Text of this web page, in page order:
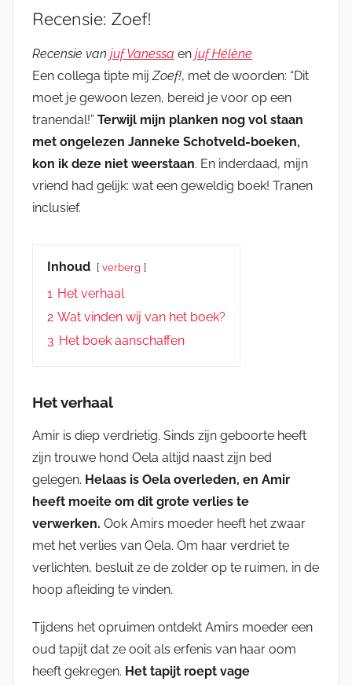
Recensie: Zoef!
Recensie van juf Vanessa en juf Hélène
Een collega tipte mijZoef!, met de woorden: “Dit
moet je gewoon lezen, bereid je voor op een
tranendal!” Terwijl mijn planken nog vol staan
met ongelezen Janneke Schotveld-boeken,
kon ik deze niet weerstaan. En inderdaad, mijn
vriend had gelijk: wat een geweldig boek! Tranen
inclusief.
Inhoud verberg
1 Het verhaal
2 Wat vinden wij van het boek?
3 Het boek aanschaffen
Het verhaal
Amir is diep verdrietig. Sinds zijn geboorte heeft
zijn trouwe hond Oela altijd naast zijn bed
gelegen. Helaas is Oela overleden, en Amir
heeft moeite om dit grote verlies te
verwerken. Ook Amirs moeder heeft het zwaar
met het verlies van Oela. Om haar verdriet te
verlichten, besluit ze de zolder op te ruimen, in de
hoop afleiding te vinden.
Tijdens het opruimen ontdekt Amirs moeder een
oud tapijt dat ze ooit als erfenis van haar oom
heeft gekregen. Het tapijt roept vage